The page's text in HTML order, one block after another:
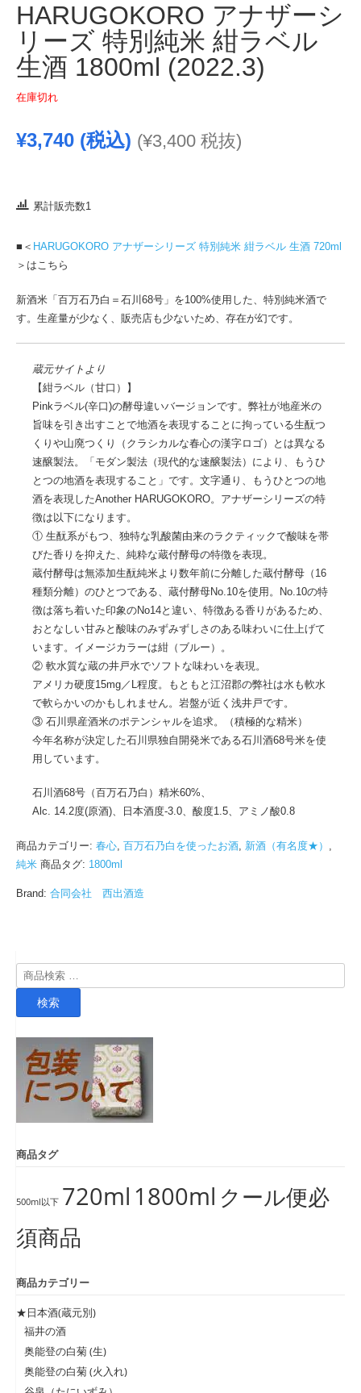
HARUGOKORO アナザーシ
リーズ 特別純米 紺ラベル
生酒 1800ml (2022.3)
在庫切れ
¥3,740 (税込) (¥3,400 税抜)
累計販売数1
■＜ HARUGOKORO アナザーシリーズ 特別純米 紺ラベル 生酒 720ml
＞はこちら
新酒米「百万石乃白＝石川68号」を100%使用した、特別純米酒で
す。生産量が少なく、販売店も少ないため、存在が幻です。
蔵元サイトより
【紺ラベル（甘口）】
Pinkラベル(辛口)の酵母違いバージョンです。弊社が地産米の
旨味を引き出すことで地酒を表現することに拘っている生酛つ
くりや山廃つくり（クラシカルな春心の漢字ロゴ）とは異なる
速醸製法。「モダン製法（現代的な速醸製法）により、もうひ
とつの地酒を表現すること」です。文字通り、もうひとつの地
酒を表現したAnother HARUGOKORO。アナザーシリーズの特
徴は以下になります。
① 生酛系がもつ、独特な乳酸菌由来のラクティックで酸味を帯
びた香りを抑えた、純粋な蔵付酵母の特徴を表現。
蔵付酵母は無添加生酛純米より数年前に分離した蔵付酵母（16
種類分離）のひとつである、蔵付酵母No.10を使用。No.10の特
徴は落ち着いた印象のNo14と違い、特徴ある香りがあるため、
おとなしい甘みと酸味のみずみずしさのある味わいに仕上げて
います。イメージカラーは紺（ブルー）。
② 軟水質な蔵の井戸水でソフトな味わいを表現。
アメリカ硬度15mg／L程度。もともと江沼郡の弊社は水も軟水
で軟らかいのかもしれません。岩盤が近く浅井戸です。
③ 石川県産酒米のポテンシャルを追求。（積極的な精米）
今年名称が決定した石川県独自開発米である石川酒68号米を使
用しています。
石川酒68号（百万石乃白）精米60%、
Alc. 14.2度(原酒)、日本酒度-3.0、酸度1.5、アミノ酸0.8
商品カテゴリー: 春心 百万石乃白を使ったお酒 新酒（有名度★）
純米 商品タグ: 1800ml
Brand: 合同会社 西出酒造
検
索
検索
商品タグ
500ml以下 720ml 1800ml クール便必
須商品
商品カテゴリー
★日本酒(蔵元別)
福井の酒
奥能登の白菊 (生)
奥能登の白菊 (火入れ)